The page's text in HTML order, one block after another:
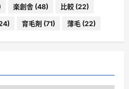
楽創舎 (48) 比較 (22)
育毛剤 (71) 薄毛 (22)